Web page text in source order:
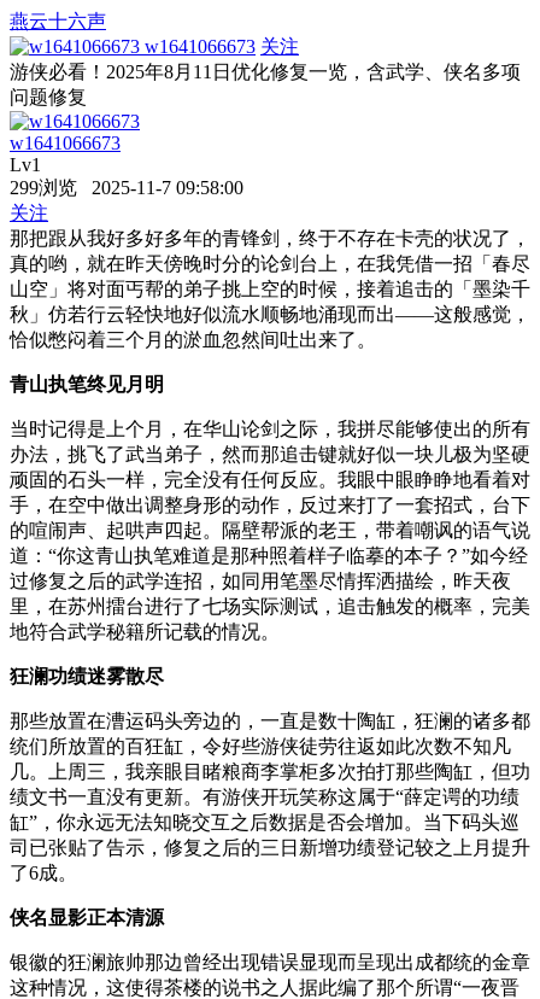
燕云十六声
w1641066673 关注
游侠必看！2025年8月11日优化修复一览，含武学、侠名多项
问题修复
w1641066673
Lv1
299浏览 2025-11-7 09:58:00
关注
那把跟从我好多好多年的青锋剑，终于不存在卡壳的状况了，
真的哟，就在昨天傍晚时分的论剑台上，在我凭借一招「春尽
山空」将对面丐帮的弟子挑上空的时候，接着追击的「墨染千
秋」仿若行云轻快地好似流水顺畅地涌现而出——这般感觉，
恰似憋闷着三个月的淤血忽然间吐出来了。
青山执笔终见月明
当时记得是上个月，在华山论剑之际，我拼尽能够使出的所有
办法，挑飞了武当弟子，然而那追击键就好似一块儿极为坚硬
顽固的石头一样，完全没有任何反应。我眼中眼睁睁地看着对
手，在空中做出调整身形的动作，反过来打了一套招式，台下
的喧闹声、起哄声四起。隔壁帮派的老王，带着嘲讽的语气说
道：“你这青山执笔难道是那种照着样子临摹的本子？”如今经
过修复之后的武学连招，如同用笔墨尽情挥洒描绘，昨天夜
里，在苏州擂台进行了七场实际测试，追击触发的概率，完美
地符合武学秘籍所记载的情况。
狂澜功绩迷雾散尽
那些放置在漕运码头旁边的，一直是数十陶缸，狂澜的诸多都
统们所放置的百狂缸，令好些游侠徒劳往返如此次数不知凡
几。上周三，我亲眼目睹粮商李掌柜多次拍打那些陶缸，但功
绩文书一直没有更新。有游侠开玩笑称这属于“薛定谔的功绩
缸”，你永远无法知晓交互之后数据是否会增加。当下码头巡
司已张贴了告示，修复之后的三日新增功绩登记较之上月提升
了6成。
侠名显影正本清源
银徽的狂澜旅帅那边曾经出现错误显现而呈现出成都统的金章
这种情况，这使得茶楼的说书之人据此编了那个所谓“一夜晋